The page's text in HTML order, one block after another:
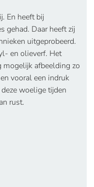
En heeft bij
gehad. Daar heeft zij
uitgeprobeerd.
en olieverf. Het
mogelijk afbeelding zo
vooral een indruk
woelige tijden
rust.